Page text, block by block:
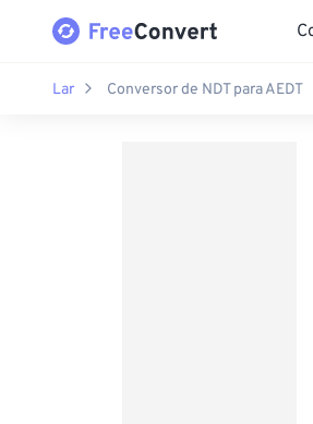
Lar Conversor de NDT para AEDT